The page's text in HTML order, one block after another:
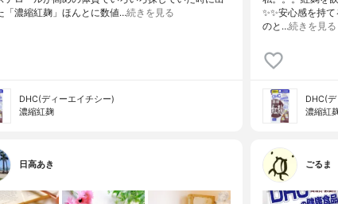
「濃縮紅麹」ほんとに数値…続きを見る
DHC(ディーエイチシー)
濃縮紅麹
✨✨安心感を持
のと…続きを見る
DHC(
濃縮紅
日高あき ごるま